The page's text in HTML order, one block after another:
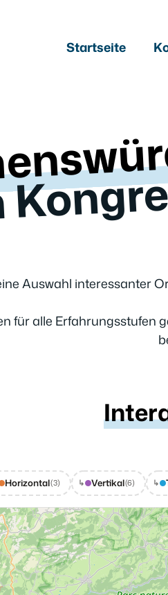
Startseite
Auswahl interessanter
für alle Erfahrungsstufen
Horizontal(3) ↳ Vertikal(6) ↳